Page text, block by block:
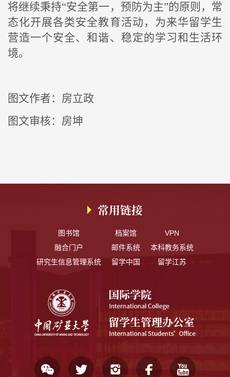
将继续秉持“安全第一，预防为主”的原则，常
态化开展各类安全教育活动，为来华留学生
营造一个安全、和谐、稳定的学习和生活环
境。
图文作者：房立政
图文审核：房坤
常用链接
图书馆
融合门户
研究生信息管理系统
档案馆
邮件系统
留学中国
VPN
本科教务系统
留学江苏